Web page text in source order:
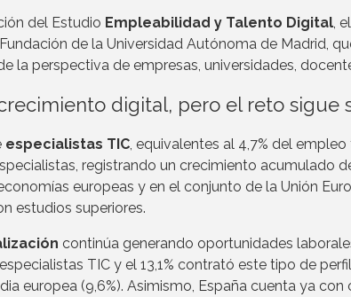
del Estudio Empleabilidad y Talento Digital,
de la Universidad Autónoma de Madrid,
la perspectiva de empresas, universidades,
digital, pero el reto sigue
especialistas TIC, equivalentes al 4,7% del
registrando un crecimiento acumulado
europeas y en el conjunto de la Unión
estudios superiores.
continúa generando oportunidades
TIC y el 13,1% contrató este tipo de
europea (9,6%). Asimismo, España cuenta ya con